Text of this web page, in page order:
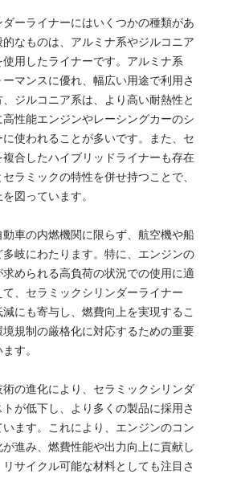
ーライナーにはいくつかの種類があ
的なものは、アルミナ系やジルコニア
用したライナーです。アルミナ系
マンスに優れ、幅広い用途で利用さ
ジルコニア系は、より高い耐熱性と
性能エンジンやレーシングカーのシ
に使われることが多いです。また、セ
合したハイブリッドライナーも存在
ラミックの特性を併せ持つことで、
図っています。
動車の内燃機関に限らず、航空機や船
岐にわたります。特に、エンジンの
められる高負荷の状況での使用に適
て、セラミックシリンダーライナー
にも寄与し、燃費向上を実現するこ
境規制の厳格化に対応するための重要
す。
の進化により、セラミックシリンダ
が低下し、より多くの製品に採用さ
ます。これにより、エンジンのコン
進み、燃費性能や出力向上に貢献し
サイクル可能な材料としても注目さ